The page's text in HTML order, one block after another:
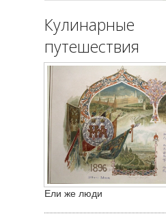
Кулинарные
путешествия
Ели же люди